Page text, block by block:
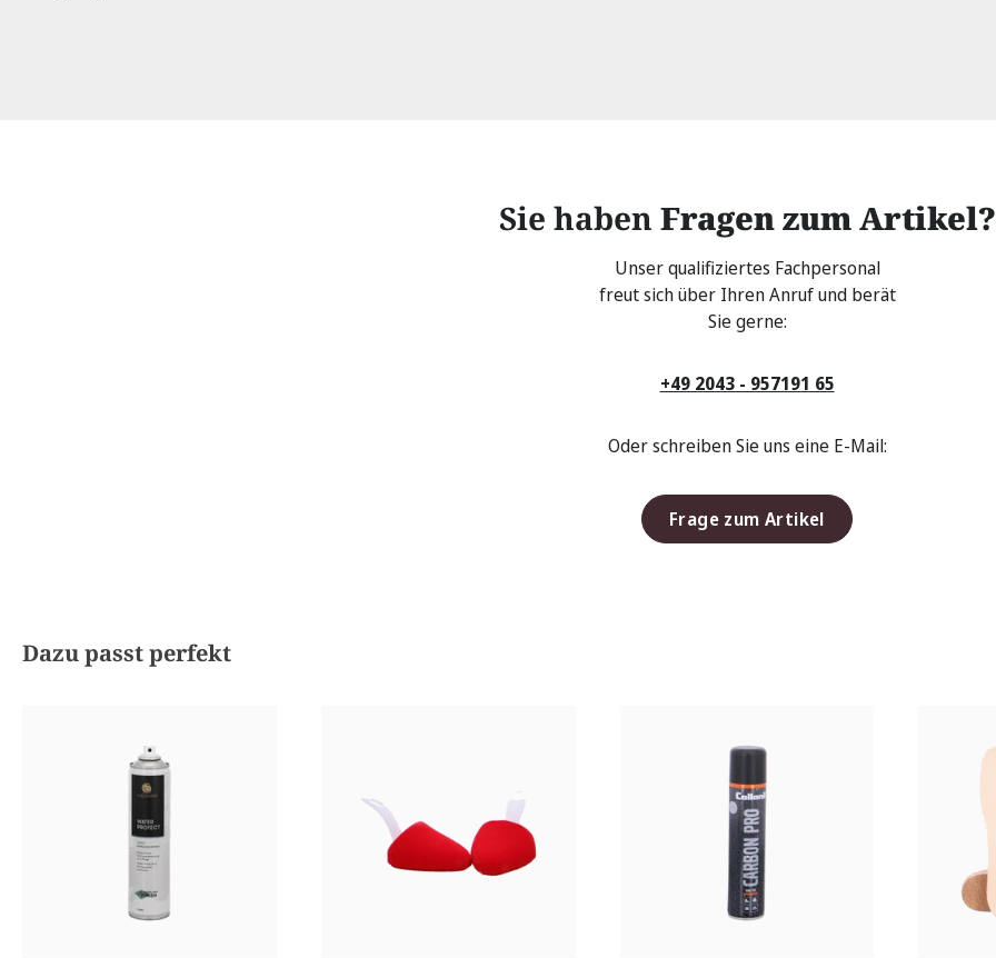
Sie haben Fragen zum Artikel?
Unser qualifiziertes Fachpersonal
freut sich über Ihren Anruf und berät
Sie gerne:
+49 2043 - 957191 65
Oder schreiben Sie uns eine E-Mail:
Frage zum Artikel
Produktgalerie überspringen
Dazu passt perfekt